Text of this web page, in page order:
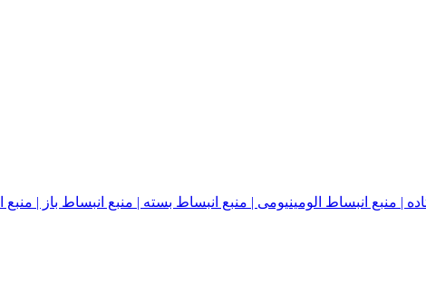
انبساط الومینیومی | منبع انبساط بسته | منبع انبساط باز | منبع انبساط